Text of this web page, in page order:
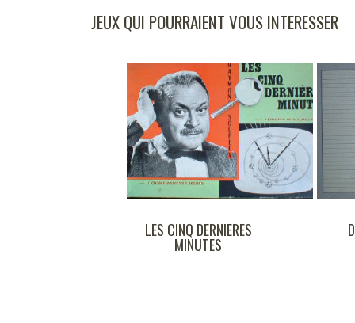
JEUX QUI POURRAIENT VOUS INTERESSER
DESSINEZ C'EST
GAGNE !